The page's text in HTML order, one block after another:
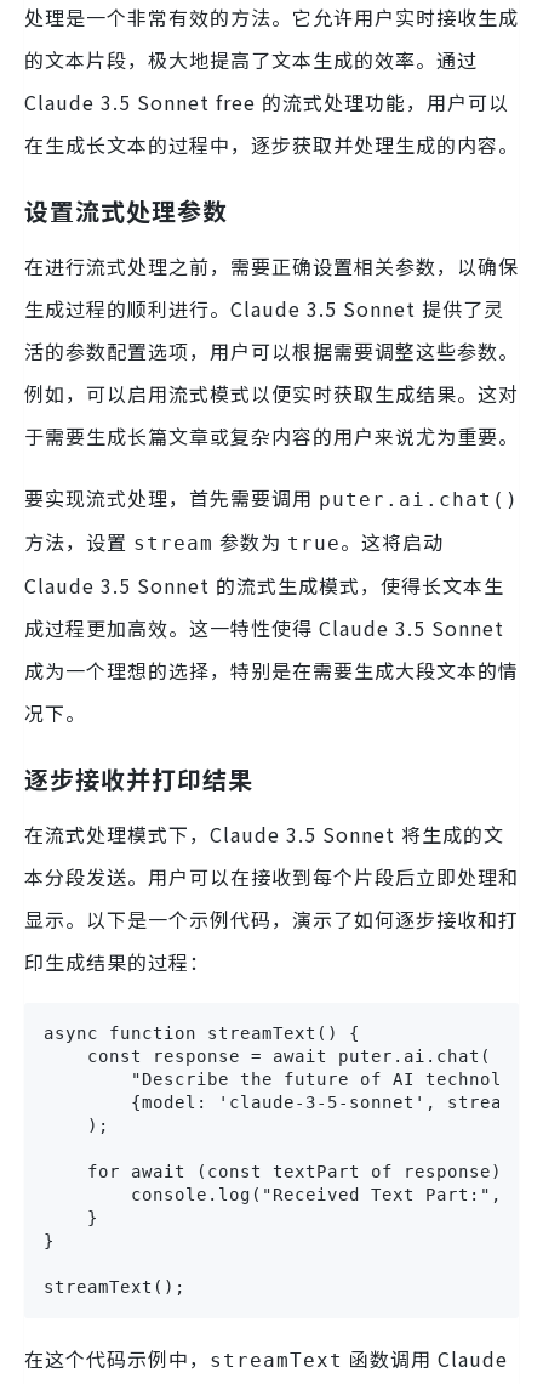
处理是一个非常有效的方法。它允许用户实时接收生成
的文本片段，极大地提高了文本生成的效率。通过
Claude 3.5 Sonnet free 的流式处理功能，用户可以
在生成长文本的过程中，逐步获取并处理生成的内容。
设置流式处理参数
在进行流式处理之前，需要正确设置相关参数，以确保
生成过程的顺利进行。Claude 3.5 Sonnet 提供了灵
活的参数配置选项，用户可以根据需要调整这些参数。
例如，可以启用流式模式以便实时获取生成结果。这对
于需要生成长篇文章或复杂内容的用户来说尤为重要。
要实现流式处理，首先需要调用 puter.ai.chat()
方法，设置 stream 参数为 true。这将启动
Claude 3.5 Sonnet 的流式生成模式，使得长文本生
成过程更加高效。这一特性使得 Claude 3.5 Sonnet
成为一个理想的选择，特别是在需要生成大段文本的情
况下。
逐步接收并打印结果
在流式处理模式下，Claude 3.5 Sonnet 将生成的文
本分段发送。用户可以在接收到每个片段后立即处理和
显示。以下是一个示例代码，演示了如何逐步接收和打
印生成结果的过程：
async function streamText() {
    const response = await puter.ai.chat(
"Describe the future of AI technology
{model: 'claude-3-5-sonnet', stream:
    );
    for await (const textPart of response) {
console.log("Received Text Part:",
    }
}
streamText();
在这个代码示例中， streamText 函数调用 Claude